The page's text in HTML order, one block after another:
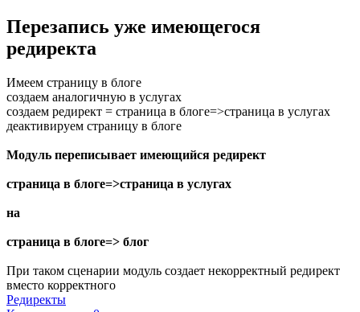
Перезапись уже имеющегося
редиректа
Имеем страницу в блоге
создаем аналогичную в услугах
создаем редирект = страница в блоге=>страница в услугах
деактивируем страницу в блоге
Модуль переписывает имеющийся редирект
страница в блоге=>страница в услугах
на
страница в блоге=> блог
При таком сценарии модуль создает некорректный редирект
вместо корректного
Редиректы